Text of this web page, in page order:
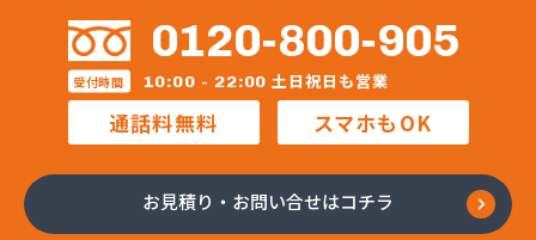
長野日通プロパン販売有限会社
鳥居プロパン
蔦屋山本商店
田中プロパン
田邊エネソシア株式会社 長野営業所
東石油有限会社
0120-800-905
受付時間 10:00 - 22:00 土日祝日も営業
通話料無料 スマホもOK
お見積り・お問い合せはコチラ